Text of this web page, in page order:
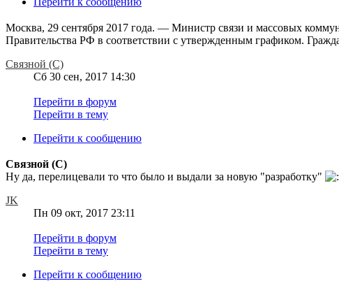
Москва, 29 сентября 2017 года. — Министр связи и массовых
Правительства РФ в соответствии с утвержденным графиком.
Связной (С)
Сб 30 сен, 2017 14:30
Перейти в форум
Перейти в тему
Перейти к сообщению
Связной (С)
Ну да, перелицевали то что было и выдали за новую "разработку"
JK
Пн 09 окт, 2017 23:11
Перейти в форум
Перейти в тему
Перейти к сообщению